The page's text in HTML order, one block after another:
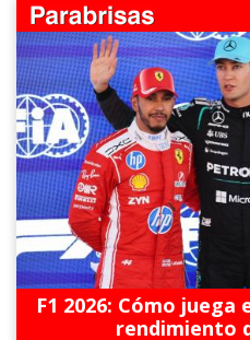
F1 2026: Cómo
rendimiento